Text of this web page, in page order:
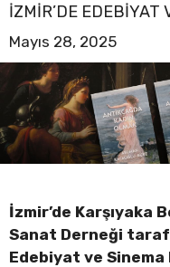
İZMIR’DE EDEBIYAT
Mayıs 28, 2025
İzmir’de Karşıyaka
Sanat Derneği
Edebiyat ve Sinema